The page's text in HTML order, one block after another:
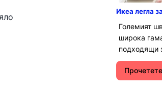
Икеа легла
Големият
широка
подходящи